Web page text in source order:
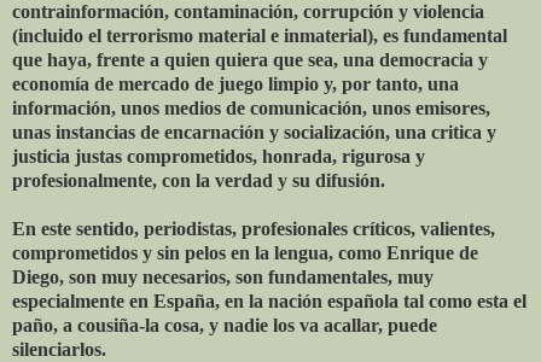
contrainformación, contaminación, corrupción y violencia
(incluido el terrorismo material e inmaterial), es fundamental
que haya, frente a quien quiera que sea, una democracia y
economía de mercado de juego limpio y, por tanto, una
información, unos medios de comunicación, unos emisores,
unas instancias de encarnación y socialización, una critica y
justicia justas comprometidos, honrada, rigurosa y
profesionalmente, con la verdad y su difusión.
En este sentido, periodistas, profesionales críticos, valientes,
comprometidos y sin pelos en la lengua, como Enrique de
Diego, son muy necesarios, son fundamentales, muy
especialmente en España, en la nación española tal como esta el
paño, a cousiña-la cosa, y nadie los va acallar, puede
silenciarlos.